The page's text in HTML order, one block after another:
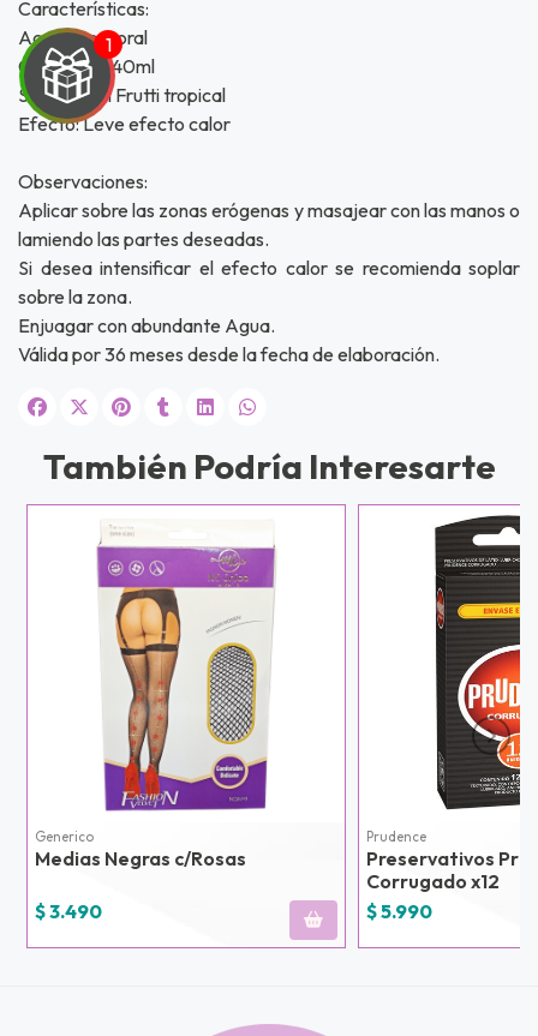
y
premios
JUGAR
Características:
Aceite corporal
Contenido: 40ml
Sabor: Tutti Frutti tropical
Efecto: Leve efecto calor
Observaciones:
Aplicar sobre las zonas erógenas y masajear con las manos o
lamiendo las partes deseadas.
Si desea intensificar el efecto calor se recomienda soplar
sobre la zona.
Enjuagar con abundante Agua.
Válida por 36 meses desde la fecha de elaboración.
También Podría Interesarte
Generico
Medias Negras c/Rosas
$ 3.490
Prudence
Preservativos
Corrugado x12
$ 5.990